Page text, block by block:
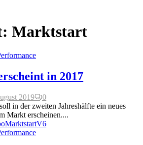
Marktstart
in 2017
2019
0
in der zweiten Jahreshälfte ein neues
Markt erscheinen....
MarktstartV6